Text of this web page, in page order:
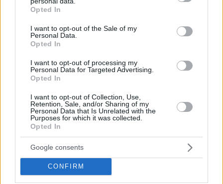
grant or deny consent to Google and its third-party tags to
use your data for below specified purposes in below Google
consent section.
Opted In
I want to opt-out of the Sale of my
Personal Data.
Opted In
I want to opt-out of processing my
Personal Data for Targeted Advertising.
Opted In
I want to opt-out of Collection, Use,
Retention, Sale, and/or Sharing of my
Personal Data that Is Unrelated with the
Purposes for which it was collected.
Opted In
Google consents
CONFIRM
Μπραν - ΠΑΟΚ 3-2: Το πάλεψε ο «Δικέφαλος» αλλά
αποκλείστηκε από τη συνέχεια του Champions League
Ξεκίνησε η προπώληση εισιτηρίων για τη μεγαλύτερη
έκθεση αυτοκινήτου της Ευρώπης που θα γίνει στην
Αθήνα
πριν 27 λεπτά
Ολυμπιακός: Ήττα για τη Ναϊμέγκεν στην πρεμιέρα του
πρωταθλήματος, πριν τη ρεβάνς με τους
«ερυθρόλευκους»
Τραγωδία στην Πάρο: Πνίγηκε 4χρονος σε πισίνα beach
bar, βούτηξε ο μπάρμαν για να τον σώσει
πριν 38 λεπτά